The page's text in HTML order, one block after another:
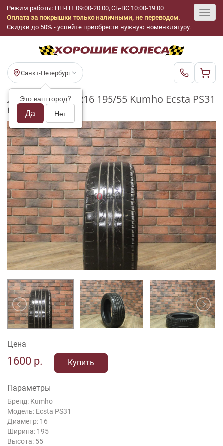
Режим работы: ПН-ПТ 09:00-20:00, СБ-ВС 10:00-19:00
Оплата за покрышки только наличными, не переводом.
Скидки до 50% - успейте приобрести нужную номенклатуру.
Санкт-Петербург
Это ваш город?
Да Нет
Летние шины R16 195/55 Kumho Ecsta PS31
бу (3-4 мм.)
Цена
1600 р. Купить
Параметры
Бренд: Kumho
Модель: Ecsta PS31
Диаметр: 16
Ширина: 195
Высота: 55